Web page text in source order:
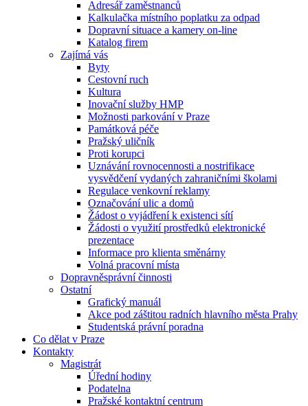
Adresář zaměstnanců
Kalkulačka místního poplatku za odpad
Dopravní situace a kamery on-line
Katalog firem
Zajímá vás
Byty
Cestovní ruch
Kultura
Inovační služby HMP
Možnosti parkování v Praze
Památková péče
Pražský uličník
Proti korupci
Uznávání rovnocennosti a nostrifikace
vysvědčení vydaných zahraničními školami
Regulace venkovní reklamy
Označování ulic a domů
Žádost o vyjádření k existenci sítí
Žádosti o využití prostředků elektronické
prezentace
Informace pro klienta směnárny
Volná pracovní místa
Dopravněsprávní činnosti
Ostatní
Grafický manuál
Akce pod záštitou radních hlavního města Prahy
Studentská právní poradna
Co dělat v Praze
Kontakty
Magistrát
Úřední hodiny
Podatelna
Pražské kontaktní centrum